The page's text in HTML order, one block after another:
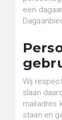
een
Wij
slaan
mailadres
staan en